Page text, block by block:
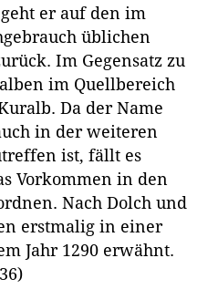
er auf den im
üblichen
Im Gegensatz zu
im Quellbereich
Da der Name
in der weiteren
ist, fällt es
Vorkommen in den
Nach Dolch und
erstmalig in einer
Jahr 1290 erwähnt.